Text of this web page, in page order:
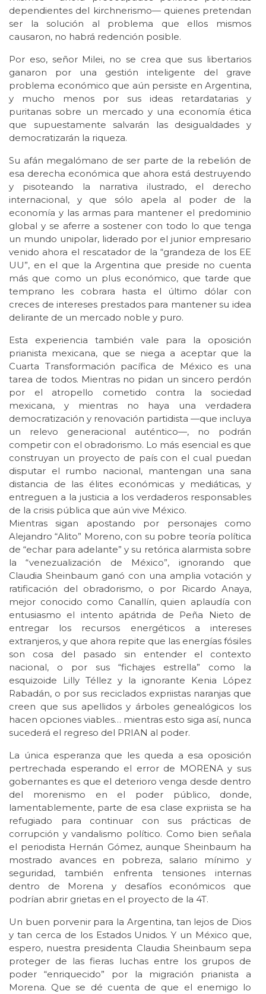
dependientes del kirchnerismo— quienes pretendan
ser la solución al problema que ellos mismos
causaron, no habrá redención posible.
Por eso, señor Milei, no se crea que sus libertarios
ganaron por una gestión inteligente del grave
problema económico que aún persiste en Argentina,
y mucho menos por sus ideas retardatarias y
puritanas sobre un mercado y una economía ética
que supuestamente salvarán las desigualdades y
democratizarán la riqueza.
Su afán megalómano de ser parte de la rebelión de
esa derecha económica que ahora está destruyendo
y pisoteando la narrativa ilustrado, el derecho
internacional, y que sólo apela al poder de la
economía y las armas para mantener el predominio
global y se aferre a sostener con todo lo que tenga
un mundo unipolar, liderado por el junior empresario
venido ahora el rescatador de la “grandeza de los EE
UU”, en el que la Argentina que preside no cuenta
más que como un plus económico, que tarde que
temprano les cobrara hasta el último dólar con
creces de intereses prestados para mantener su idea
delirante de un mercado noble y puro.
Esta experiencia también vale para la oposición
prianista mexicana, que se niega a aceptar que la
Cuarta Transformación pacífica de México es una
tarea de todos. Mientras no pidan un sincero perdón
por el atropello cometido contra la sociedad
mexicana, y mientras no haya una verdadera
democratización y renovación partidista —que incluya
un relevo generacional auténtico—, no podrán
competir con el obradorismo. Lo más esencial es que
construyan un proyecto de país con el cual puedan
disputar el rumbo nacional, mantengan una sana
distancia de las élites económicas y mediáticas, y
entreguen a la justicia a los verdaderos responsables
de la crisis pública que aún vive México.
Mientras sigan apostando por personajes como
Alejandro “Alito” Moreno, con su pobre teoría política
de “echar para adelante” y su retórica alarmista sobre
la “venezualización de México”, ignorando que
Claudia Sheinbaum ganó con una amplia votación y
ratificación del obradorismo, o por Ricardo Anaya,
mejor conocido como Canallín, quien aplaudía con
entusiasmo el intento apátrida de Peña Nieto de
entregar los recursos energéticos a intereses
extranjeros, y que ahora repite que las energías fósiles
son cosa del pasado sin entender el contexto
nacional, o por sus “fichajes estrella” como la
esquizoide Lilly Téllez y la ignorante Kenia López
Rabadán, o por sus reciclados expriistas naranjas que
creen que sus apellidos y árboles genealógicos los
hacen opciones viables… mientras esto siga así, nunca
sucederá el regreso del PRIAN al poder.
La única esperanza que les queda a esa oposición
pertrechada esperando el error de MORENA y sus
gobernantes es que el deterioro venga desde dentro
del morenismo en el poder público, donde,
lamentablemente, parte de esa clase expriista se ha
refugiado para continuar con sus prácticas de
corrupción y vandalismo político. Como bien señala
el periodista Hernán Gómez, aunque Sheinbaum ha
mostrado avances en pobreza, salario mínimo y
seguridad, también enfrenta tensiones internas
dentro de Morena y desafíos económicos que
podrían abrir grietas en el proyecto de la 4T.
Un buen porvenir para la Argentina, tan lejos de Dios
y tan cerca de los Estados Unidos. Y un México que,
espero, nuestra presidenta Claudia Sheinbaum sepa
proteger de las fieras luchas entre los grupos de
poder “enriquecido” por la migración prianista a
Morena. Que se dé cuenta de que el enemigo lo